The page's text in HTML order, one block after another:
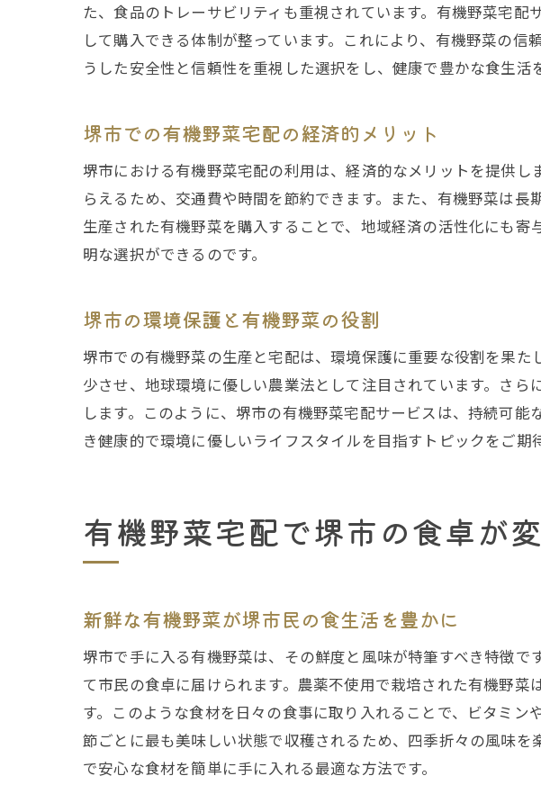
有機野菜
堺市での
堺市の有機野
豊かな食
堺市での
堺市民の
安全基準
堺市民が
堺市での
有機野菜宅配
堺市での
堺市での
堺市で健
た、食品のトレーサビリティも重視されています。有機野菜宅
して購入できる体制が整っています。これにより、有機野菜の
うした安全性と信頼性を重視した選択をし、健康で豊かな食生活
堺市での有機野菜宅配の経済的メリット
堺市における有機野菜宅配の利用は、経済的なメリットを提供
らえるため、交通費や時間を節約できます。また、有機野菜は
生産された有機野菜を購入することで、地域経済の活性化にも
明な選択ができるのです。
堺市の環境保護と有機野菜の役割
堺市での有機野菜の生産と宅配は、環境保護に重要な役割を果
少させ、地球環境に優しい農業法として注目されています。さ
します。このように、堺市の有機野菜宅配サービスは、持続可
き健康的で環境に優しいライフスタイルを目指すトピックをご期
有機野菜宅配で堺市の食卓が
新鮮な有機野菜が堺市民の食生活を豊かに
堺市で手に入る有機野菜は、その鮮度と風味が特筆すべき特徴
て市民の食卓に届けられます。農薬不使用で栽培された有機野
す。このような食材を日々の食事に取り入れることで、ビタミ
節ごとに最も美味しい状態で収穫されるため、四季折々の風味
で安心な食材を簡単に手に入れる最適な方法です。